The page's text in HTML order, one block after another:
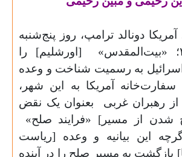
دونالد ترامپ، روز پنج‌شنبه
[اورشلیم] را
اسرائیل به رسمیت شناخت و وعده
سفارت‌خانه آمریکا به این شهر،
رهبران غربی
بعنوان یک نقض
شدن از مسیر] «فرایند صلح»
این بیانیه و وعده [ریاست
بازگشت به مسیر صلح را در آینده